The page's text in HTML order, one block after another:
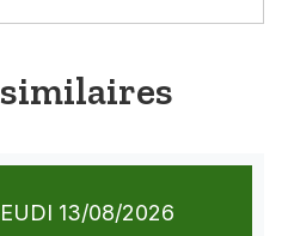
13/08/2026